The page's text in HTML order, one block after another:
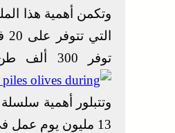
وتكمن أهمية هذا
توفر 300 ألف طن سنويا من الزيتون، أي ما يمثل 22 في المائة من الانتاج الوطني.
وتتبلور أهمية